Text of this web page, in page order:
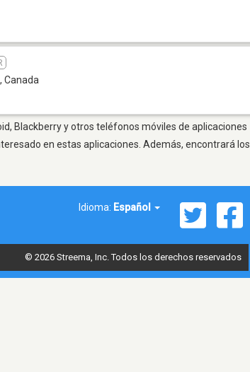
, Canada
Blackberry y otros teléfonos móviles de aplicaciones
en estas aplicaciones. Además, encontrará los
Idioma: Español
© 2026 Streema, Inc. Todos los derechos reservados